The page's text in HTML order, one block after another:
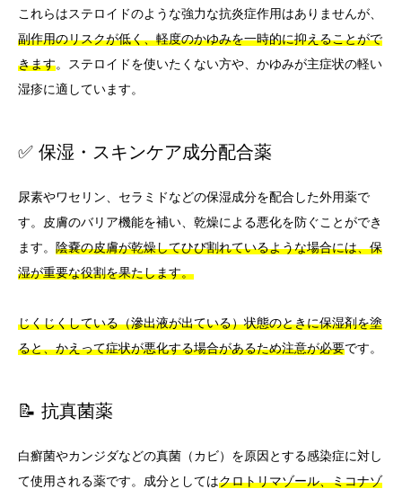
これらはステロイドのような強力な抗炎症作用はありませんが、
副作用のリスクが低く、軽度のかゆみを一時的に抑えることがで
きます。ステロイドを使いたくない方や、かゆみが主症状の軽い
湿疹に適しています。
✅ 保湿・スキンケア成分配合薬
尿素やワセリン、セラミドなどの保湿成分を配合した外用薬で
す。皮膚のバリア機能を補い、乾燥による悪化を防ぐことができ
ます。 陰嚢の皮膚が乾燥してひび割れているような場合には、保
湿が重要な役割を果たします。
じくじくしている（滲出液が出ている）状態のときに保湿剤を塗
ると、かえって症状が悪化する場合があるため注意が必要です。
📝 抗真菌薬
白癬菌やカンジダなどの真菌（カビ）を原因とする感染症に対し
て使用される薬です。成分としてはクロトリマゾール、ミコナゾ